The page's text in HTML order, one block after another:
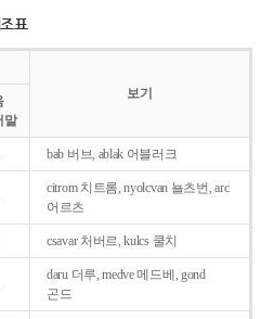
표
보기
말
bab 버브, ablak 어블러크
citrom 치트롬, nyolcvan 뇰츠번, arc
어르츠
csavar 처버르, kulcs 쿨치
daru 더루, medve 메드베, gond
곤드